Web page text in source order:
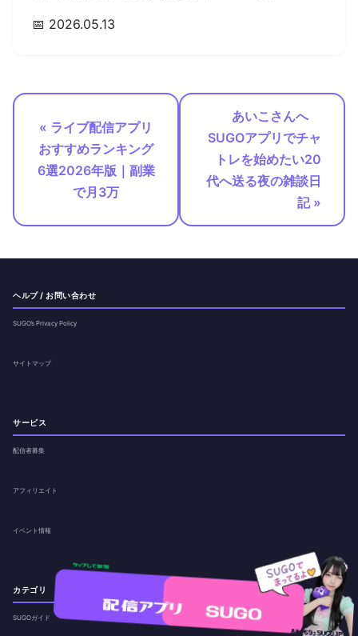
📅 2026.05.13
« ライブ配信アプリ
おすすめランキング
6選2026年版｜副業
で月3万
あいこさんへ
SUGOアプリでチャ
トレを始めたい20
代へ送る夜の雑談日
記 »
ヘルプ / お問い合わせ
SUGO’s Privacy Policy
サイトマップ
サービス
配信者募集
アフィリエイト
イベント情報
カテゴリ
SUGOガイド